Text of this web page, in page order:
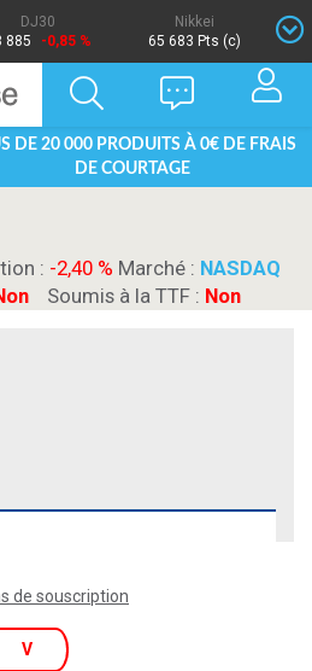
DJ30
885
-0,85 %
Nikkei
65 683 Pts (c)
DE 20 000 PRODUITS À 0€ DE FRAIS
DE COURTAGE
: -2,40 % Marché : NASDAQ
Soumis à la TTF : Non
de souscription
V